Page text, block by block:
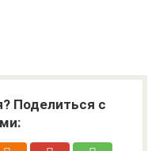
Поделиться с